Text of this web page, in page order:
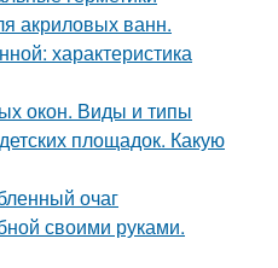
акриловых ванн.
характеристика
окон. Виды и типы
площадок. Какую
очаг
своими руками.